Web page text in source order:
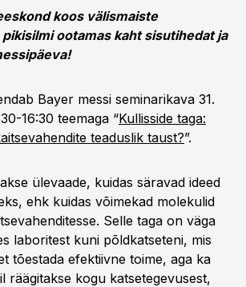
koos välismaiste
ootamas kaht sisutihedat ja
Bayer messi seminarikava 31.
16:30 teemaga “Kullisside taga:
teaduslik taust?”.
ülevaade, kuidas säravad ideed
ehk kuidas võimekad molekulid
Selle taga on väga
laboritest kuni põldkatseteni, mis
tõestada efektiivne toime, aga ka
räägitakse kogu katsetegevusest,